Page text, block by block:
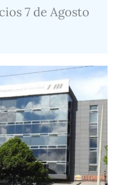
7 de Agosto